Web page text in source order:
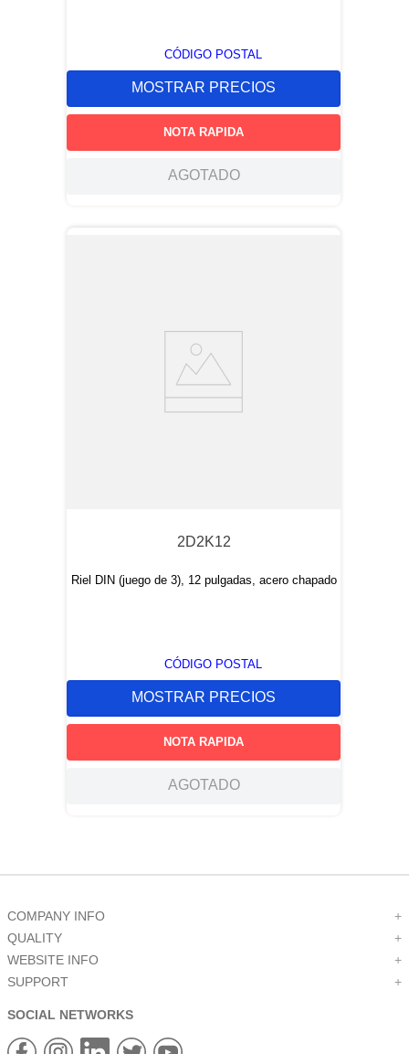
CÓDIGO POSTAL
MOSTRAR PRECIOS
NOTA RAPIDA
AGOTADO
2D2K12
Riel DIN (juego de 3), 12 pulgadas, acero chapado
CÓDIGO POSTAL
MOSTRAR PRECIOS
NOTA RAPIDA
AGOTADO
COMPANY INFO
+
QUALITY
+
WEBSITE INFO
+
SUPPORT
+
SOCIAL NETWORKS